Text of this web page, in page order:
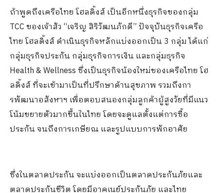
ถ้าพูดถึงเครือไทย โฮลดิ้งส์ เป็นอีกหนึ่งธุรกิจของกลุ่ม
TCC ของเจ้าสัว “เจริญ สิริวัฒนภักดี” ปัจจุบันธุรกิจเครือ
ไทย โฮลดิ้งส์ ดำเนินธุรกิจหลักแบ่งออกเป็น 3 กลุ่ม ได้แก่
กลุ่มธุรกิจประกัน กลุ่มธุรกิจการเงิน และกลุ่มธุรกิจ
Health & Wellness ซึ่งเป็นธุรกิจน้องใหม่ของเครือไทย โฮ
ลดิ้งส์ ที่จะเข้ามาเป็นที่ปรึกษาด้านสุขภาพ รวมถึงกา
รพัฒนาอสังหาฯ เพื่อตอบสนองกลุ่มลูกค้าผู้สูงวัยที่มีแนว
โน้มขยายตัวมากขึ้นในไทย โดยจะดูแลตั้งแต่การซื้อ
ประกัน จนถึงการเกษียณ และรูปแบบการพักอาศัย
ซึ่งในตลาดประกัน จะแบ่งออกเป็นตลาดประกันภัยและ
ตลาดประกันชีวิต โดยมีอาคเนย์ประกันภัย และไทย